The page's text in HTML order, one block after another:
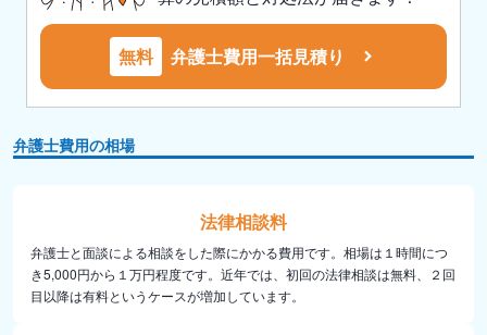
無料 弁護士費用一括見積り
弁護士費用の相場
法律相談料
弁護士と面談による相談をした際にかかる費用です。相場は１時間につ
き5,000円から１万円程度です。近年では、初回の法律相談は無料、２回
目以降は有料というケースが増加しています。